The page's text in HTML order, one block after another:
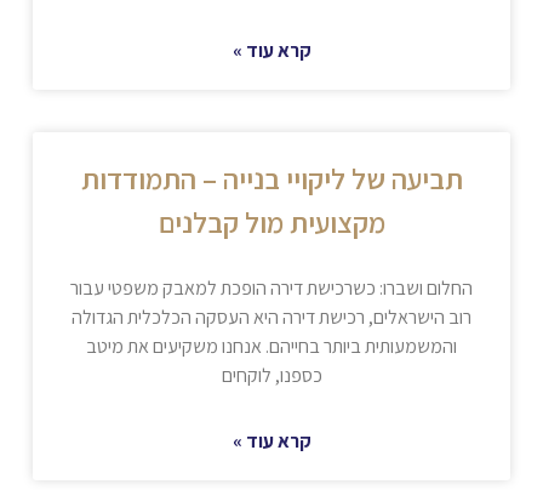
קרא עוד »
תביעה של ליקויי בנייה – התמודדות
מקצועית מול קבלנים
החלום ושברו: כשרכישת דירה הופכת למאבק משפטי עבור
רוב הישראלים, רכישת דירה היא העסקה הכלכלית הגדולה
והמשמעותית ביותר בחייהם. אנחנו משקיעים את מיטב
כספנו, לוקחים
קרא עוד »